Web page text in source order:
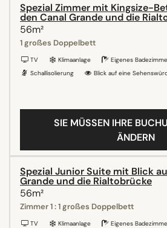
Spezial Zimmer mit Kingsize-
den Canal Grande und die
56m²
1 großes Doppelbett
TV Klimaanlage Eigenes
Schallisolierung
Blick auf eine
SIE MÜSSEN IHRE
ÄNDERN
Spezial Junior Suite mit Blick
Grande und die Rialtobrücke
56m²
Zimmer 1 : 1 großes Doppelbett
TV Klimaanlage Eigenes